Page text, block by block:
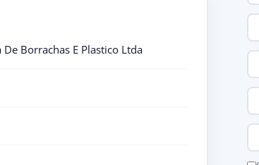
Borrachas E Plastico Ltda